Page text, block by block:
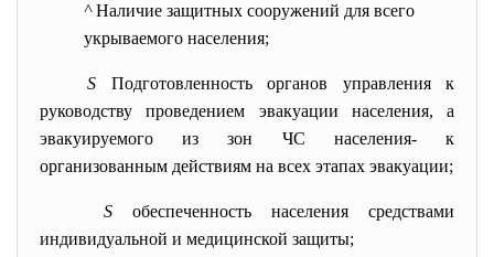
^Наличие защитных сооружений для всего
укрываемого населения;
S Подготовленность органов управления к
руководству проведением эвакуации населения, а
эвакуируемого из зон ЧС населения- к
организованным действиям на всех этапах эвакуации;
S обеспеченность населения средствами
индивидуальной и медицинской защиты;